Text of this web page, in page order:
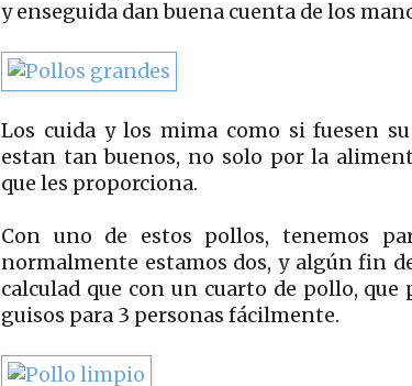
y enseguida dan buena cuenta de los
Los cuida y los mima como si fuesen
estan tan buenos, no solo por la
que les proporciona.
Con uno de estos pollos, tenemos
normalmente estamos dos, y algún fin
calculad que con un cuarto de pollo, que
guisos para 3 personas fácilmente.